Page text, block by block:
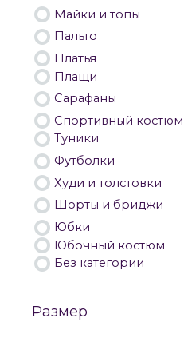
Майки и топы
Пальто
Платья
Плащи
Сарафаны
Спортивный костюм
Туники
Футболки
Худи и толстовки
Шорты и бриджи
Юбки
Юбочный костюм
Без категории
Размер